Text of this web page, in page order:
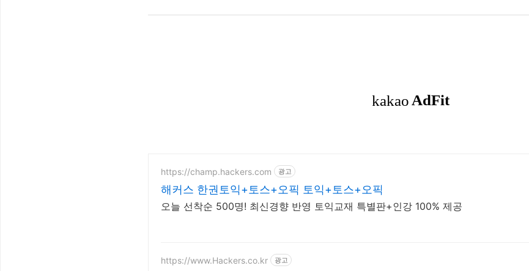
https://champ.hackers.com 광고
해커스 한권토익+토스+오픽 토익+토스+오픽
오늘 선착순 500명! 최신경향 반영 토익교재 특별판+인강 100% 제공
https://www.Hackers.co.kr 광고